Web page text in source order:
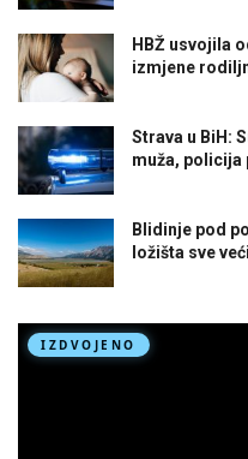
HBŽ usvojila
izmjene
Strava u BiH:
muža, policija
Blidinje pod
ložišta sve